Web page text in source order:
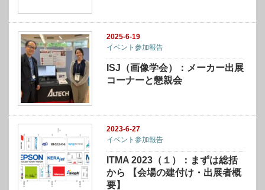
2025-6-19
イベント参加報告
ISJ（画像学会）：メーカー出展
コーナーと懇親会
2023-6-27
イベント参加報告
ITMA 2023（１）：まずは総括
から 【会場の建付け・出展者概
要】